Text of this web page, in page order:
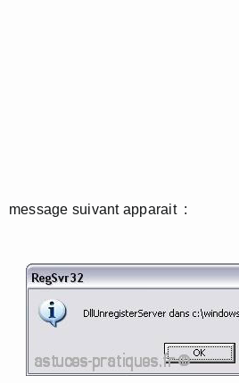
message suivant apparait :